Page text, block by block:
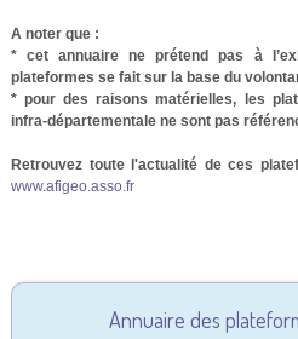
A noter que :
* cet annuaire ne prétend pas à
plateformes se fait sur la base du
* pour des raisons matérielles, les
infra-départementale ne sont pas
Retrouvez toute l'actualité de ces
www.afigeo.asso.fr
Annuaire des